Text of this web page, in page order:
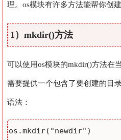
理。os模块有许多方法能帮你创
1）mkdir()方法
可以使用os模块的mkdir()方法在
需要提供一个包含了要创建的目
语法：